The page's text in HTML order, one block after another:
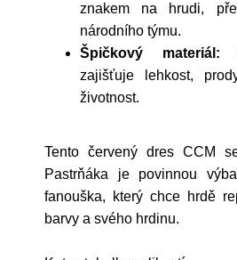
znakem na hrudi,
národního týmu.
Špičkový materiál:
zajišťuje lehkost,
životnost.
Tento červený dres CCM
Pastrňáka je povinnou
fanouška, který chce hrdě
barvy a svého hrdinu.